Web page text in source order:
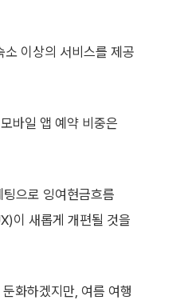
이상의 서비스를 제공
바일 앱 예약 비중은
으로 잉여현금흐름
이 새롭게 개편될 것을
화하겠지만, 여름 여행